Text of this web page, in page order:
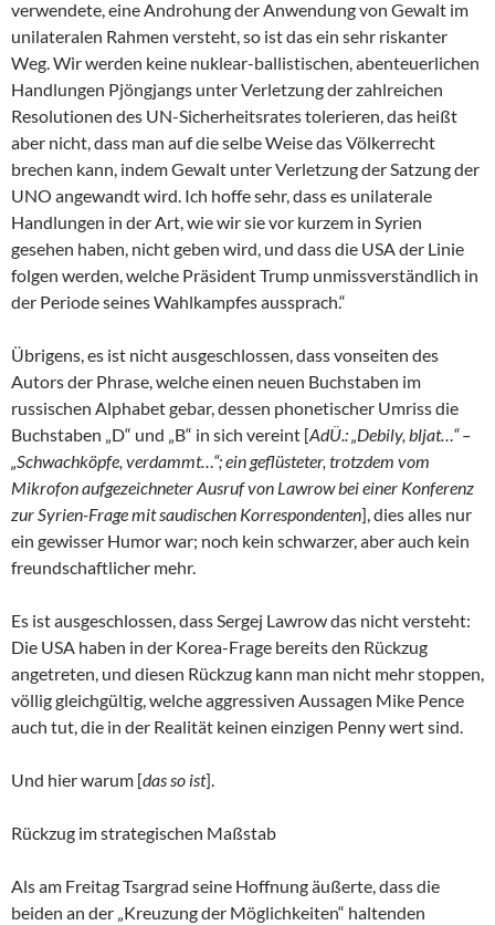
verwendete, eine Androhung der Anwendung von Gewalt im
unilateralen Rahmen versteht, so ist das ein sehr riskanter
Weg. Wir werden keine nuklear-ballistischen, abenteuerlichen
Handlungen Pjöngjangs unter Verletzung der zahlreichen
Resolutionen des UN-Sicherheitsrates tolerieren, das heißt
aber nicht, dass man auf die selbe Weise das Völkerrecht
brechen kann, indem Gewalt unter Verletzung der Satzung der
UNO angewandt wird. Ich hoffe sehr, dass es unilaterale
Handlungen in der Art, wie wir sie vor kurzem in Syrien
gesehen haben, nicht geben wird, und dass die USA der Linie
folgen werden, welche Präsident Trump unmissverständlich in
der Periode seines Wahlkampfes aussprach.“
Übrigens, es ist nicht ausgeschlossen, dass vonseiten des
Autors der Phrase, welche einen neuen Buchstaben im
russischen Alphabet gebar, dessen phonetischer Umriss die
Buchstaben „D“ und „B“ in sich vereint [AdÜ.: „Debily, bljat…“ –
„Schwachköpfe, verdammt…“; ein geflüsteter, trotzdem vom
Mikrofon aufgezeichneter Ausruf von Lawrow bei einer Konferenz
zur Syrien-Frage mit saudischen Korrespondenten], dies alles nur
ein gewisser Humor war; noch kein schwarzer, aber auch kein
freundschaftlicher mehr.
Es ist ausgeschlossen, dass Sergej Lawrow das nicht versteht:
Die USA haben in der Korea-Frage bereits den Rückzug
angetreten, und diesen Rückzug kann man nicht mehr stoppen,
völlig gleichgültig, welche aggressiven Aussagen Mike Pence
auch tut, die in der Realität keinen einzigen Penny wert sind.
Und hier warum [das so ist].
Rückzug im strategischen Maßstab
Als am Freitag Tsargrad seine Hoffnung äußerte, dass die
beiden an der „Kreuzung der Möglichkeiten“ haltenden